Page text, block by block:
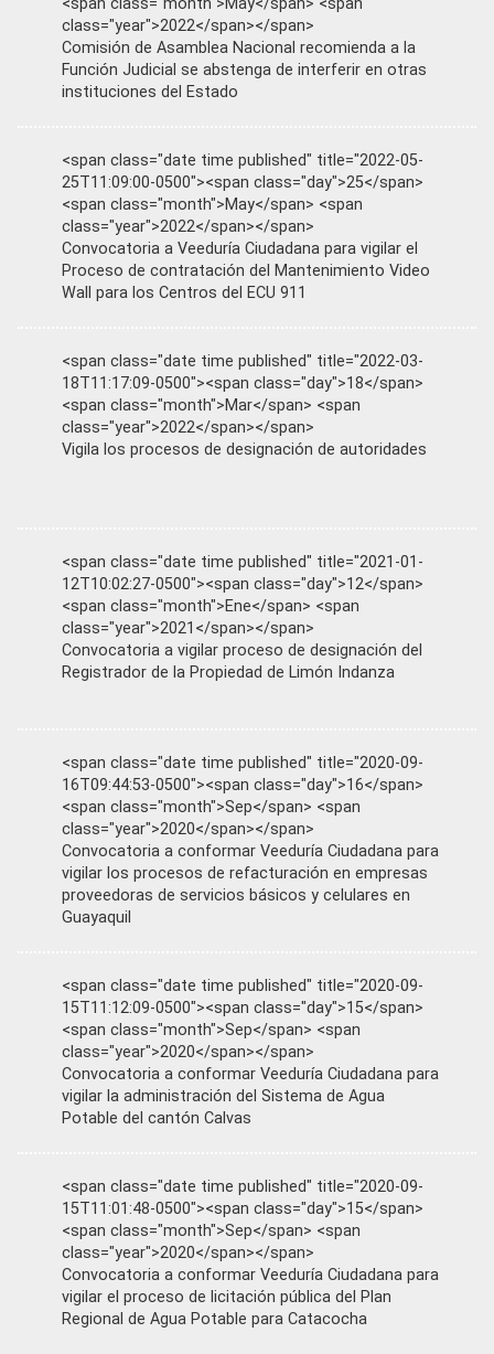
<span class="month">May</span> <span
class="year">2022</span></span>
Comisión de Asamblea Nacional recomienda a la
Función Judicial se abstenga de interferir en otras
instituciones del Estado
<span class="date time published" title="2022-05-
25T11:09:00-0500"><span class="day">25</span>
<span class="month">May</span> <span
class="year">2022</span></span>
Convocatoria a Veeduría Ciudadana para vigilar el
Proceso de contratación del Mantenimiento Video
Wall para los Centros del ECU 911
<span class="date time published" title="2022-03-
18T11:17:09-0500"><span class="day">18</span>
<span class="month">Mar</span> <span
class="year">2022</span></span>
Vigila los procesos de designación de autoridades
<span class="date time published" title="2021-01-
12T10:02:27-0500"><span class="day">12</span>
<span class="month">Ene</span> <span
class="year">2021</span></span>
Convocatoria a vigilar proceso de designación del
Registrador de la Propiedad de Limón Indanza
<span class="date time published" title="2020-09-
16T09:44:53-0500"><span class="day">16</span>
<span class="month">Sep</span> <span
class="year">2020</span></span>
Convocatoria a conformar Veeduría Ciudadana para
vigilar los procesos de refacturación en empresas
proveedoras de servicios básicos y celulares en
Guayaquil
<span class="date time published" title="2020-09-
15T11:12:09-0500"><span class="day">15</span>
<span class="month">Sep</span> <span
class="year">2020</span></span>
Convocatoria a conformar Veeduría Ciudadana para
vigilar la administración del Sistema de Agua
Potable del cantón Calvas
<span class="date time published" title="2020-09-
15T11:01:48-0500"><span class="day">15</span>
<span class="month">Sep</span> <span
class="year">2020</span></span>
Convocatoria a conformar Veeduría Ciudadana para
vigilar el proceso de licitación pública del Plan
Regional de Agua Potable para Catacocha